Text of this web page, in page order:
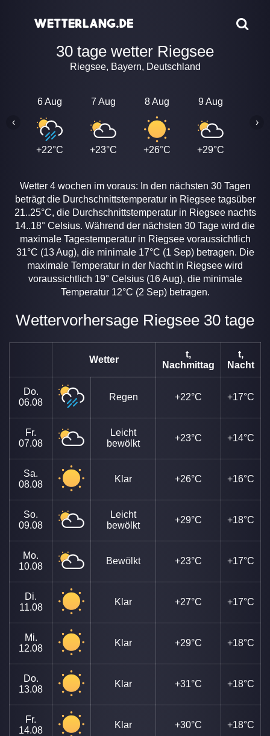
30 tage wetter Riegsee
Riegsee, Bayern, Deutschland
6 Aug
+22°C
7 Aug
+23°C
8 Aug
+26°C
9 Aug
+29°C
‹ ›
Wetter 4 wochen im voraus: In den nächsten 30 Tagen
beträgt die Durchschnittstemperatur in Riegsee tagsüber
21..25°C, die Durchschnittstemperatur in Riegsee nachts
14..18° Celsius. Während der nächsten 30 Tage wird die
maximale Tagestemperatur in Riegsee voraussichtlich
31°C (13 Aug), die minimale 17°C (1 Sep) betragen. Die
maximale Temperatur in der Nacht in Riegsee wird
voraussichtlich 19° Celsius (16 Aug), die minimale
Temperatur 12°C (2 Sep) betragen.
Wettervorhersage Riegsee 30 tage
Wetter
t,
Nachmittag
t,
Nacht
Do.
06.08
Regen +22°C +17°C
Fr.
07.08
Leicht
bewölkt
+23°C +14°C
Sa.
08.08
Klar +26°C +16°C
So.
09.08
Leicht
bewölkt
+29°C +18°C
Mo.
10.08
Bewölkt +23°C +17°C
Di.
11.08
Klar +27°C +17°C
Mi.
12.08
Klar +29°C +18°C
Do.
13.08
Klar +31°C +18°C
Fr.
14.08
Klar +30°C +18°C